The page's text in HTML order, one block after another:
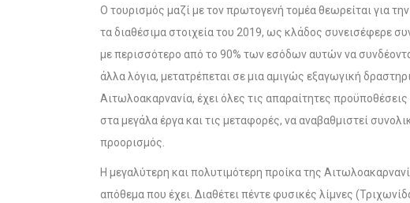
Ο τουρισμός μαζί με τον πρωτογενή τομέα θεωρείται για
τα διαθέσιμα στοιχεία του 2019, ως κλάδος συνεισέφερε
με περισσότερο από το 90% των εσόδων αυτών να
άλλα λόγια, μετατρέπεται σε μια αμιγώς εξαγωγική
Αιτωλοακαρνανία, έχει όλες τις απαραίτητες
στα μεγάλα έργα και τις μεταφορές, να αναβαθμιστεί
προορισμός.
Η μεγαλύτερη και πολυτιμότερη προίκα της
απόθεμα που έχει. Διαθέτει πέντε φυσικές λίμνες